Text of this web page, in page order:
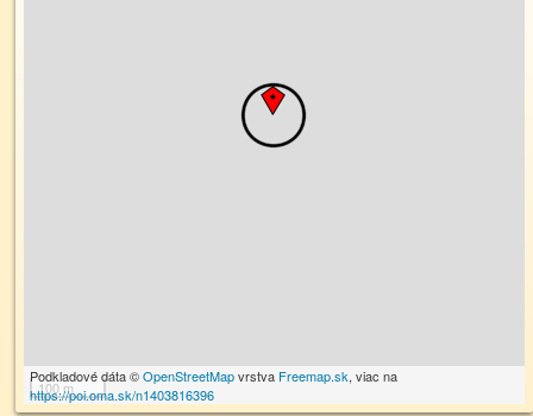
100 m
Podkladové dáta ©OpenStreetMapvrstva Freemap.sk, viac na
https://poi.oma.sk/n1403816396